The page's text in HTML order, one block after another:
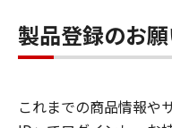
製品登録のお
これまでの商品情報や